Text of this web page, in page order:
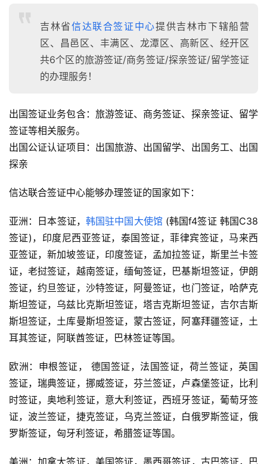
吉林省信达联合签证中心提供吉林市下辖船营
区、昌邑区、丰满区、龙潭区、高新区、经开区
共6个区的旅游签证/商务签证/探亲签证/留学签证
的办理服务！
出国签证业务包含：旅游签证、商务签证、探亲签证、留学
签证等相关服务。
出国公证认证项目：出国旅游、出国留学、出国务工、出国
探亲
信达联合签证中心能够办理签证的国家如下：
亚洲：日本签证， 韩国驻中国大使馆 (韩国f4签证 韩国C38
签证)，印度尼西亚签证，泰国签证，菲律宾签证，马来西
亚签证，新加坡签证，印度签证，孟加拉签证，斯里兰卡签
证，老挝签证，越南签证，缅甸签证，巴基斯坦签证，伊朗
签证，约旦签证，沙特签证，阿曼签证，也门签证，哈萨克
斯坦签证，乌兹比克斯坦签证，塔吉克斯坦签证，吉尔吉斯
斯坦签证，土库曼斯坦签证，蒙古签证，阿塞拜疆签证，土
耳其签证，阿联酋签证，巴林签证等国。
欧洲：申根签证， 德国签证，法国签证，荷兰签证，英国
签证，瑞典签证，挪威签证，芬兰签证，卢森堡签证，比利
时签证，奥地利签证，意大利签证，西班牙签证，葡萄牙签
证，波兰签证，捷克签证，乌克兰签证，白俄罗斯签证，俄
罗斯签证，匈牙利签证，希腊签证等国。
美洲：加拿大签证，美国签证，墨西哥签证，古巴签证，巴